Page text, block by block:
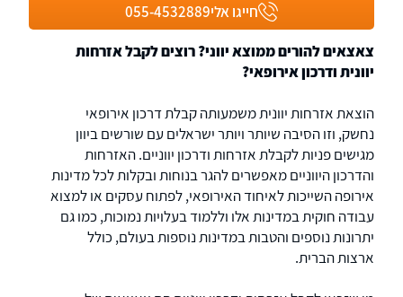
חייגו אלי055-4532889
צאצאים להורים ממוצא יווני? רוצים לקבל אזרחות
יוונית ודרכון אירופאי?
הוצאת אזרחות יוונית משמעותה קבלת דרכון אירופאי
נחשק, וזו הסיבה שיותר ויותר ישראלים עם שורשים ביוון
מגישים פניות לקבלת אזרחות ודרכון יווניים. האזרחות
והדרכון היווניים מאפשרים להגר בנוחות ובקלות לכל מדינות
אירופה השייכות לאיחוד האירופאי, לפתוח עסקים או למצוא
עבודה חוקית במדינות אלו וללמוד בעלויות נמוכות, כמו גם
יתרונות נוספים והטבות במדינות נוספות בעולם, כולל
ארצות הברית.